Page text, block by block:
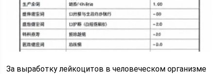
За выработку лейкоцитов в человеческом организме